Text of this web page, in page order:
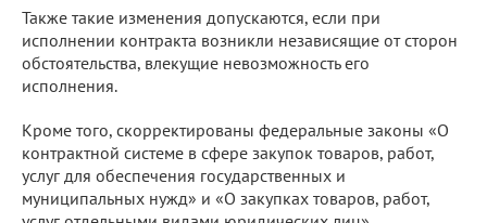
Также такие изменения допускаются, если при
исполнении контракта возникли независящие от сторон
обстоятельства, влекущие невозможность его
исполнения.
Кроме того, скорректированы федеральные законы «О
контрактной системе в сфере закупок товаров, работ,
услуг для обеспечения государственных и
муниципальных нужд» и «О закупках товаров, работ,